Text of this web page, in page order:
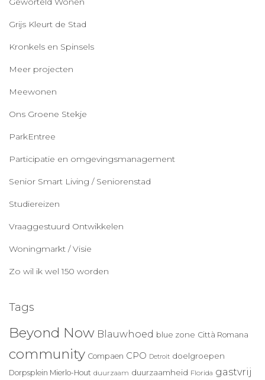
Grijs Kleurt de Stad
Kronkels en Spinsels
Meer projecten
Meewonen
Ons Groene Stekje
ParkEntree
Participatie en omgevingsmanagement
Senior Smart Living / Seniorenstad
Studiereizen
Vraaggestuurd Ontwikkelen
Woningmarkt / Visie
Zo wil ik wel 150 worden
Tags
Beyond Now Blauwhoed blue zone Città Romana
community Compaen CPO Detroit doelgroepen
Dorpsplein Mierlo-Hout duurzaam duurzaamheid Florida gastvrij